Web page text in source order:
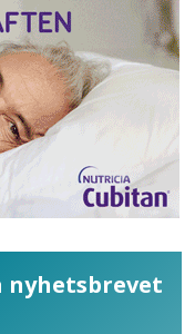
nyhetsbrevet